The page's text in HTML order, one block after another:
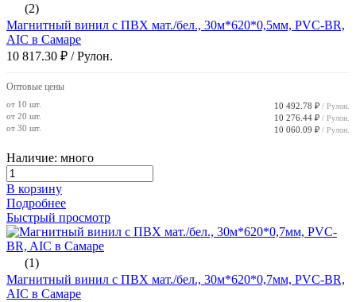
(2)
Магнитный винил с ПВХ мат./бел., 30м*620*0,5мм, PVC-BR,
AIC в Самаре
10 817.30 ₽ / Рулон.
Оптовые цены
от 10 шт. 10 492.78 ₽ / Рулон.
от 20 шт. 10 276.44 ₽ / Рулон.
от 30 шт. 10 060.09 ₽ / Рулон.
Наличие: много
В корзину
Подробнее
Быстрый просмотр
(1)
Магнитный винил с ПВХ мат./бел., 30м*620*0,7мм, PVC-BR,
AIC в Самаре